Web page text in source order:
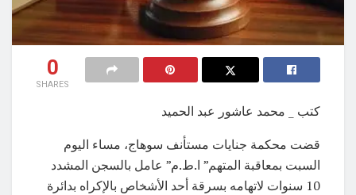
0
SHARES
كتب _ محمد عاشور عبد الحميد
قضت محكمة جنايات مستأنف سوهاج، مساء اليوم
السبت بمعاقبة المتهم” ا.ط.م” عامل بالسجن المشدد
10 سنوات لاتهامه بسرقة أحد الأشخاص بالإكراه بدائرة